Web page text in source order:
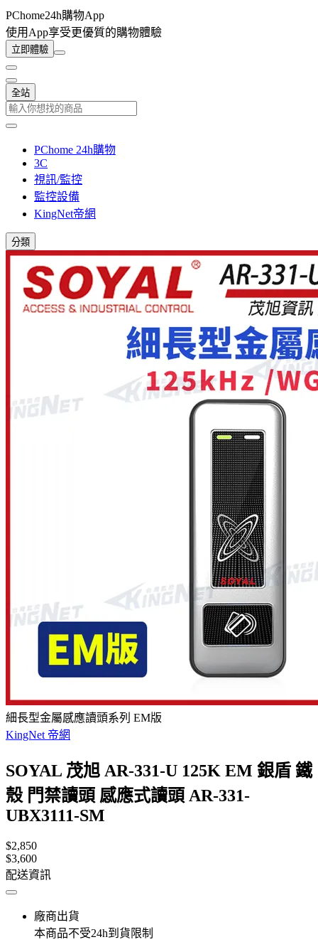
PChome24h購物App
使用App享受更優質的購物體驗
立即體驗
全站
PChome 24h購物
3C
視訊/監控
監控設備
KingNet帝網
分類
細長型金屬感應讀頭系列 EM版
KingNet 帝網
SOYAL 茂旭 AR-331-U 125K EM 銀盾 鐵
殼 門禁讀頭 感應式讀頭 AR-331-
UBX3111-SM
$2,850
$3,600
配送資訊
廠商出貨
本商品不受24h到貨限制